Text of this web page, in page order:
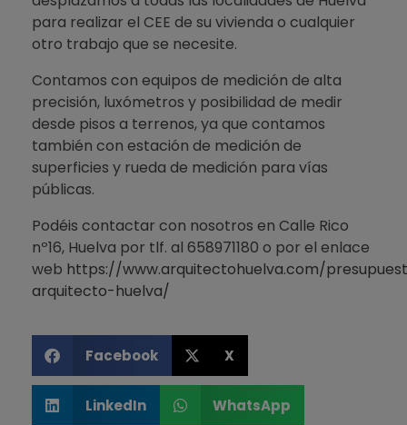
para realizar el CEE de su vivienda o cualquier
otro trabajo que se necesite.
Contamos con equipos de medición de alta
precisión, luxómetros y posibilidad de medir
desde pisos a terrenos, ya que contamos
también con estación de medición de
superficies y rueda de medición para vías
públicas.
Podéis contactar con nosotros en Calle Rico
nº16, Huelva por tlf. al 658971180 o por el enlace
web https://www.arquitectohuelva.com/
arquitecto-huelva/
Facebook X
LinkedIn WhatsApp